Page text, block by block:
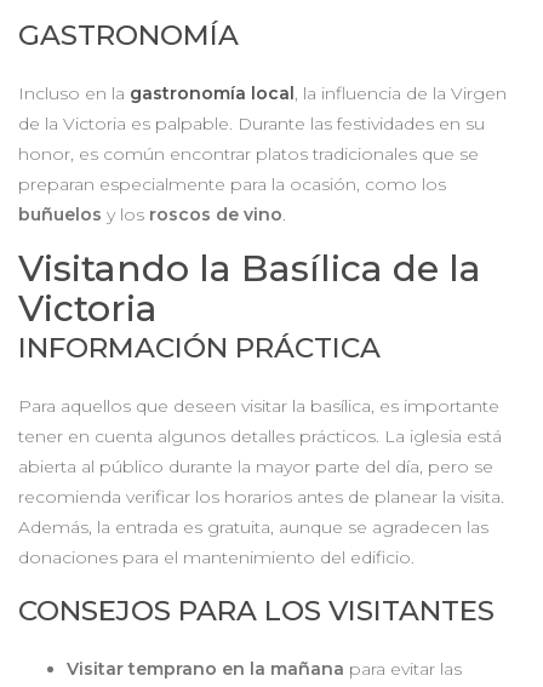
GASTRONOMÍA
Incluso en la gastronomía local, la influencia de la Virgen
de la Victoria es palpable. Durante las festividades en su
honor, es común encontrar platos tradicionales que se
preparan especialmente para la ocasión, como los
buñuelos y los roscos de vino.
Visitando la Basílica de la
Victoria
INFORMACIÓN PRÁCTICA
Para aquellos que deseen visitar la basílica, es importante
tener en cuenta algunos detalles prácticos. La iglesia está
abierta al público durante la mayor parte del día, pero se
recomienda verificar los horarios antes de planear la visita.
Además, la entrada es gratuita, aunque se agradecen las
donaciones para el mantenimiento del edificio.
CONSEJOS PARA LOS VISITANTES
Visitar temprano en la mañana para evitar las